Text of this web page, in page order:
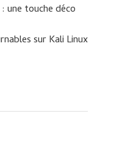
une touche déco
sur Kali Linux